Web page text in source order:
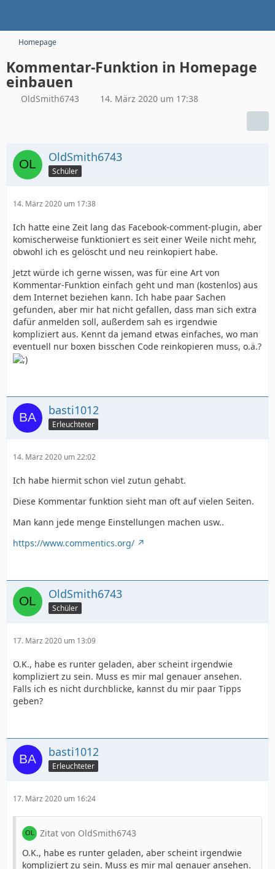
Homepage
Kommentar-Funktion in Homepage
einbauen
OldSmith6743 14. März 2020 um 17:38
OldSmith6743
Schüler
14. März 2020 um 17:38
Ich hatte eine Zeit lang das Facebook-comment-plugin, aber
komischerweise funktioniert es seit einer Weile nicht mehr,
obwohl ich es gelöscht und neu reinkopiert habe.
Jetzt würde ich gerne wissen, was für eine Art von
Kommentar-Funktion einfach geht und man (kostenlos) aus
dem Internet beziehen kann. Ich habe paar Sachen
gefunden, aber mir hat nicht gefallen, dass man sich extra
dafür anmelden soll, außerdem sah es irgendwie
kompliziert aus. Kennt da jemand etwas einfaches, wo man
eventuell nur boxen bisschen Code reinkopieren muss, o.ä.?
basti1012
Erleuchteter
14. März 2020 um 22:02
Ich habe hiermit schon viel zutun gehabt.
Diese Kommentar funktion sieht man oft auf vielen Seiten.
Man kann jede menge Einstellungen machen usw..
https://www.commentics.org/
OldSmith6743
Schüler
17. März 2020 um 13:09
O.K., habe es runter geladen, aber scheint irgendwie
kompliziert zu sein. Muss es mir mal genauer ansehen.
Falls ich es nicht durchblicke, kannst du mir paar Tipps
geben?
basti1012
Erleuchteter
17. März 2020 um 16:24
Zitat von OldSmith6743
O.K., habe es runter geladen, aber scheint irgendwie
kompliziert zu sein. Muss es mir mal genauer ansehen.